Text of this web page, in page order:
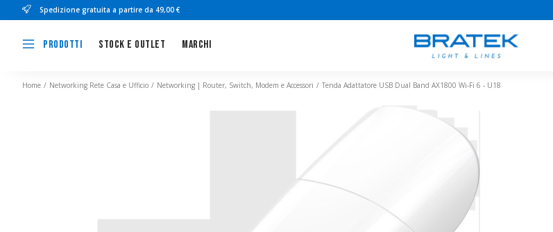
Spedizione gratuita a partire da 49,00 €
Prodotti Stock e outlet Marchi
Home Networking Rete Casa e Ufficio Networking | Router, Switch, Modem e Accessori Tenda Adattatore USB Dual Band AX1800 Wi-Fi 6 - U18